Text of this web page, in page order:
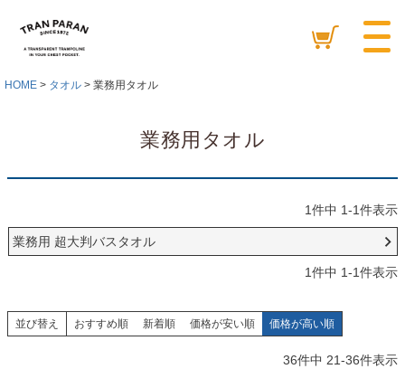
HOME タオル 業務用タオル
業務用タオル
1件中 1-1件表示
業務用 超大判バスタオル
1件中 1-1件表示
並び替え おすすめ順 新着順 価格が安い順 価格が高い順
36件中 21-36件表示